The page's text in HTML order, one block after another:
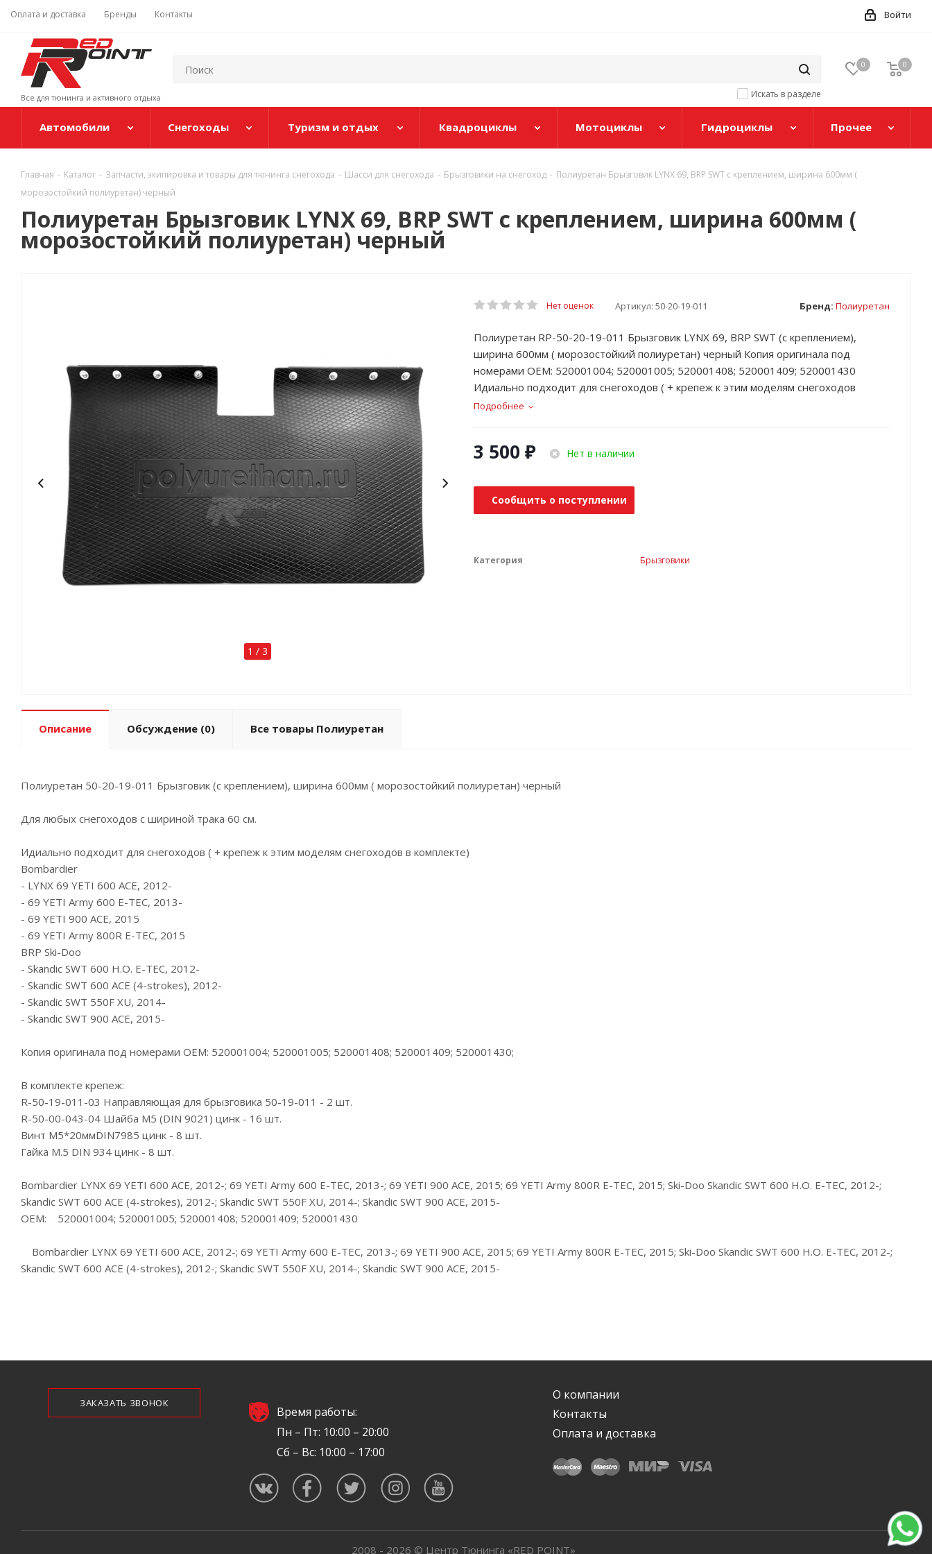
Оплата и доставка Бренды Контакты Войти
Все для тюнинга и активного отдыха Искать в разделе
0 0
Автомобили Снегоходы Туризм и отдых Квадроциклы Мотоциклы Гидроциклы Прочее
Главная - Каталог - Запчасти, экипировка и товары для тюнинга снегохода - Шасси для снегохода - Брызговики на снегоход - Полиуретан Брызговик LYNX 69, BRP SWT с креплением, ширина 600мм (
морозостойкий полиуретан) черный
Полиуретан Брызговик LYNX 69, BRP SWT с креплением, ширина 600мм (
морозостойкий полиуретан) черный
1 / 3
Нет оценок Артикул: 50-20-19-011 Бренд: Полиуретан
Полиуретан RP-50-20-19-011 Брызговик LYNX 69, BRP SWT (с креплением),
ширина 600мм ( морозостойкий полиуретан) черный Копия оригинала под
номерами OEM: 520001004; 520001005; 520001408; 520001409; 520001430
Идиально подходит для снегоходов ( + крепеж к этим моделям снегоходов
Подробнее
3 500 ₽ Нет в наличии
Сообщить о поступлении
Категория Брызговики
Описание Обсуждение (0) Все товары Полиуретан
Полиуретан 50-20-19-011 Брызговик (с креплением), ширина 600мм ( морозостойкий полиуретан) черный
Для любых снегоходов с шириной трака 60 см.
Идиально подходит для снегоходов ( + крепеж к этим моделям снегоходов в комплекте)
Bombardier
- LYNX 69 YETI 600 ACE, 2012-
- 69 YETI Army 600 E-TEC, 2013-
- 69 YETI 900 ACE, 2015
- 69 YETI Army 800R E-TEC, 2015
BRP Ski-Doo
- Skandic SWT 600 H.O. E-TEC, 2012-
- Skandic SWT 600 ACE (4-strokes), 2012-
- Skandic SWT 550F XU, 2014-
- Skandic SWT 900 ACE, 2015-
Копия оригинала под номерами OEM: 520001004; 520001005; 520001408; 520001409; 520001430;
В комплекте крепеж:
R-50-19-011-03 Направляющая для брызговика 50-19-011 - 2 шт.
R-50-00-043-04 Шайба М5 (DIN 9021) цинк - 16 шт.
Винт М5*20ммDIN7985 цинк - 8 шт.
Гайка М.5 DIN 934 цинк - 8 шт.
Bombardier LYNX 69 YETI 600 ACE, 2012-; 69 YETI Army 600 E-TEC, 2013-; 69 YETI 900 ACE, 2015; 69 YETI Army 800R E-TEC, 2015; Ski-Doo Skandic SWT 600 H.O. E-TEC, 2012-;
Skandic SWT 600 ACE (4-strokes), 2012-; Skandic SWT 550F XU, 2014-; Skandic SWT 900 ACE, 2015-
OEM: 520001004; 520001005; 520001408; 520001409; 520001430
Bombardier LYNX 69 YETI 600 ACE, 2012-; 69 YETI Army 600 E-TEC, 2013-; 69 YETI 900 ACE, 2015; 69 YETI Army 800R E-TEC, 2015; Ski-Doo Skandic SWT 600 H.O. E-TEC, 2012-;
Skandic SWT 600 ACE (4-strokes), 2012-; Skandic SWT 550F XU, 2014-; Skandic SWT 900 ACE, 2015-
ЗАКАЗАТЬ ЗВОНОК
Время работы:
Пн – Пт: 10:00 – 20:00
Сб – Вс: 10:00 – 17:00
О компании
Контакты
Оплата и доставка
2008 - 2026 © Центр Тюнинга «RED POINT»